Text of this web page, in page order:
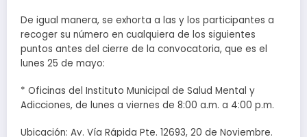
De igual manera, se exhorta a las y los participantes a
recoger su número en cualquiera de los siguientes
puntos antes del cierre de la convocatoria, que es el
lunes 25 de mayo:
* Oficinas del Instituto Municipal de Salud Mental y
Adicciones, de lunes a viernes de 8:00 a.m. a 4:00 p.m.
Ubicación: Av. Vía Rápida Pte. 12693, 20 de Noviembre.